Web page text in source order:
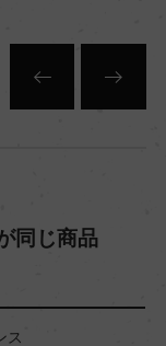
同じ商品
ス